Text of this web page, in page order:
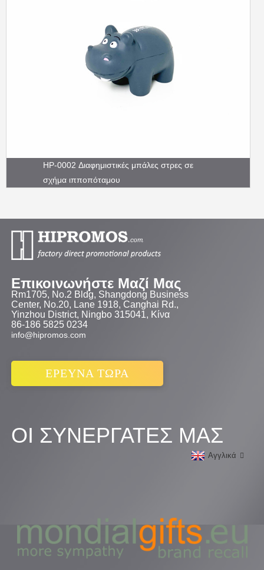
HP-0002 Διαφημιστικές μπάλες στρες σε
σχήμα ιπποπόταμου
Επικοινωνήστε Μαζί Μας
Rm1705, No.2 Bldg, Shangdong Business
Center, No.20, Lane 1918, Canghai Rd.,
Yinzhou District, Ningbo 315041, Κίνα
86-186 5825 0234
info@hipromos.com
ΕΡΕΥΝΑ ΤΩΡΑ
ΟΙ ΣΥΝΕΡΓΑΤΕΣ ΜΑΣ
Αγγλικά